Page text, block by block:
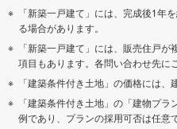
「新築一戸建て」には、完成後1年
る場合があります。
「新築一戸建て」には、販売住戸
項目もあります。各問い合わせ先に
「建築条件付き土地」の価格には、
「建築条件付き土地」の「建物プ
例であり、プランの採用可否は任意で